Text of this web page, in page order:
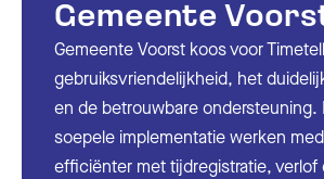
Gemeente
Gemeente Voorst koos voor
gebruiksvriendelijkheid, het
en de betrouwbare ondersteuning.
soepele implementatie werken
efficiënter met tijdregistratie, verlof